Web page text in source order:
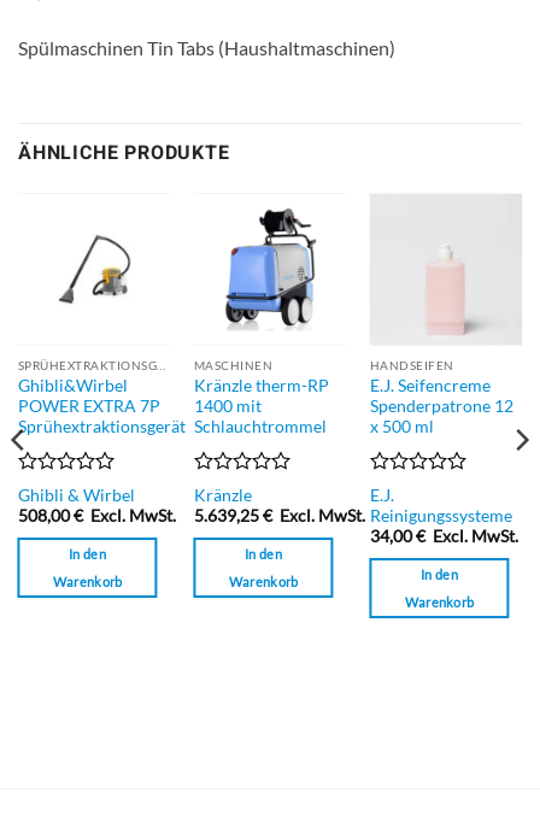
Spülmaschinen Tin Tabs (Haushaltmaschinen)
ÄHNLICHE PRODUKTE
Ghibli&Wirbel
POWER EXTRA 7P
Sprühextraktionsgerät
Bewertet
mit
0
Ghibli & Wirbel
508,00€ Excl. MwSt.
In den
Warenkorb
MASCHINEN
Kränzle therm-RP
1400 mit
Schlauchtrommel
Bewertet
mit
0
Kränzle
5.639,25€ Excl. MwSt.
In den
Warenkorb
HANDSEIFEN
E.J. Seifencreme
Spenderpatrone 12
x 500 ml
Bewertet
mit
0
von
5
E.J.
Reinigungssysteme
34,00€ Excl. MwSt.
In den
Warenkorb